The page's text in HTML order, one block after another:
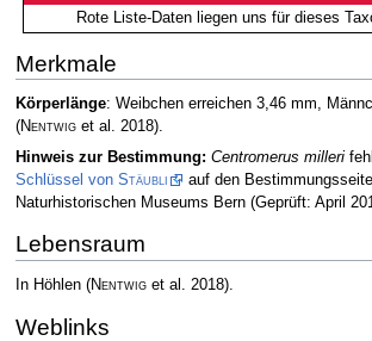
Rote Liste-Daten liegen uns für dieses
Merkmale
Körperlänge: Weibchen erreichen 3,46 mm,
(Nentwiget al. 2018).
Hinweis zur Bestimmung: Centromerus milleri
Schlüssel von Stäubli
auf den
Naturhistorischen Museums Bern (Geprüft: April
Lebensraum
In Höhlen (Nentwiget al. 2018).
Weblinks